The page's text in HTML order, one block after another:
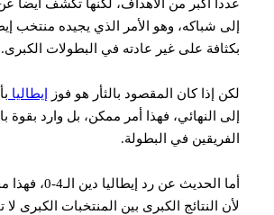
أكبر من الأهداف، لكنها تكشف أيضا عن
شباكه، وهو الأمر الذي يجيده منتخب إيطاليا مع
على غير عادته في البطولات الكبرى.
إذا كان المقصود بالثأر هو فوز إيطاليابأي نتيجة
النهائي، فهذا أمر ممكن، بل وارد بقوة بالنظر
في البطولة.
أما الحديث عن رد إيطاليا دين الـ4-0،
النتائج الكبرى بين المنتخبات الكبرى لا تحدث كل